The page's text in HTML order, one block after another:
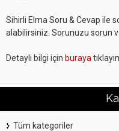
Sihirli Elma Soru & Cevap ile
alabilirsiniz. Sorunuzu sorun
Detaylı bilgi için buraya tıklayın.
Tüm kategoriler